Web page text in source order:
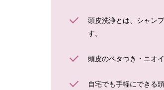
頭皮洗浄とは、シャン
す。
頭皮のベタつき・ニオ
自宅でも手軽にできる